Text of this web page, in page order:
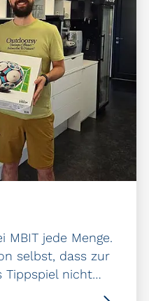
MBIT jede Menge.
selbst, dass zur
Tippspiel nicht…